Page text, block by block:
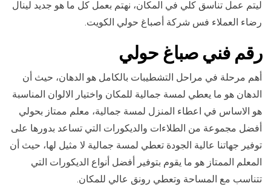
ليتم عمل تناسق كلي في المكان، نهتم بعمل كل ما هو جديد لينال
رضاء العملاء فس شركة أصباغ حولي الكويت.
رقم فني صباغ حولي
أهم مرحلة في مراحل التشطيبات بالكامل هو الدهان، حيث أن
الدهان هو ما يعطي لمسة جمالية للمكان واختيار الالوان المناسبة
هو الاساس في اعطاء المنزل لمسة جمالية، معلم ممتاز بحولي
أفضل مجموعة من الطلاءات والديكورات التي تساعد بدورها على
توفير جهاتنا عالية الجودة تعطي لمسة جمالية لا مثيل لها، حيث أن
المعلم الممتاز هو ما يقوم بتوفير أفضل أنواع الديكورات التي
تتناسب مع المساحة وتعطي رونق عالي للمكان.